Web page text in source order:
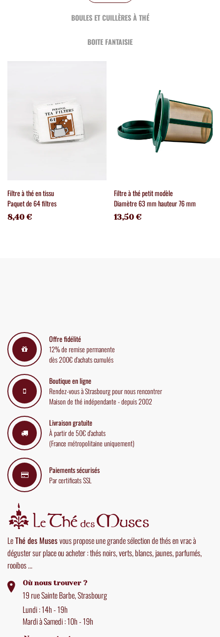
BOULES ET CUILLÈRES À THÉ
BOITE FANTAISIE
Filtre à thé en tissu
Paquet de 64 filtres
8,40 €
Filtre à thé petit modèle
Diamètre 63 mm hauteur 76 mm
13,50 €
Offre fidélité
12% de remise permanente
dès 200€ d'achats cumulés
Boutique en ligne
Rendez-vous à Strasbourg pour nous rencontrer
Maison de thé indépendante - depuis 2002
Livraison gratuite
À partir de 50€ d'achats
(France métropolitaine uniquement)
Paiements sécurisés
Par certificats SSL
LeThé des Musesvous propose une grande sélection de thés en vrac à
déguster sur place ou acheter : thés noirs, verts, blancs, jaunes, parfumés,
rooibos ...
Où nous trouver ?
19 rue Sainte Barbe, Strasbourg
Lundi : 14h - 19h
Mardi à Samedi : 10h - 19h